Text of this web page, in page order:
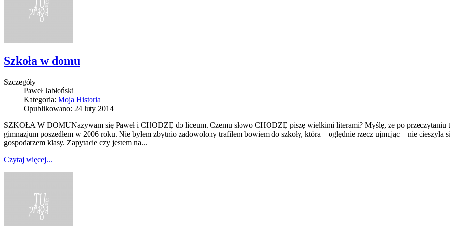
Szkoła w domu
Szczegóły
Paweł Jabłoński
Kategoria: Moja Historia
Opublikowano: 24 luty 2014
SZKOŁA W DOMUNazywam się Paweł i CHODZĘ do liceum. Czemu słowo CHODZĘ piszę wielkimi literami? Myślę, że po przeczytaniu
gimnazjum poszedłem w 2006 roku. Nie byłem zbytnio zadowolony trafiłem bowiem do szkoły, która – oględnie rzecz ujmując – nie cieszyła
gospodarzem klasy. Zapytacie czy jestem na...
Czytaj więcej...